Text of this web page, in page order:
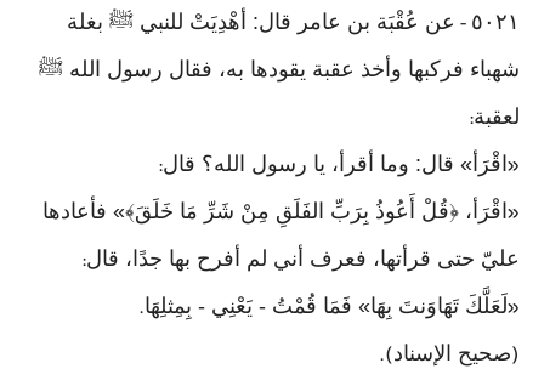
٥٠٢١ - عن عُقْبَة بن عامر قال: أهْدِيَتْ للنبي ﷺ بغلة
شهباء فركبها وأخذ عقبة يقودها به، فقال رسول الله ﷺ
لعقبة:
« اقْرَأ» قال: وما أقرأ، يا رسول الله؟ قال:
« اقْرَأ، ﴿قُلْ أَعُوذُ بِرَبِّ الفَلَقِ مِنْ شَرِّ مَا خَلَقَ﴾» فأعادها
عليّ حتى قرأتها، فعرف أني لم أفرح بها جدًا، قال:
«لَعَلَّكَ تَهَاوَنتَ بِهَا» فَمَا قُمْتُ - يَعْنِي - بِمِثلِهَا.
(صحيح الإسناد).